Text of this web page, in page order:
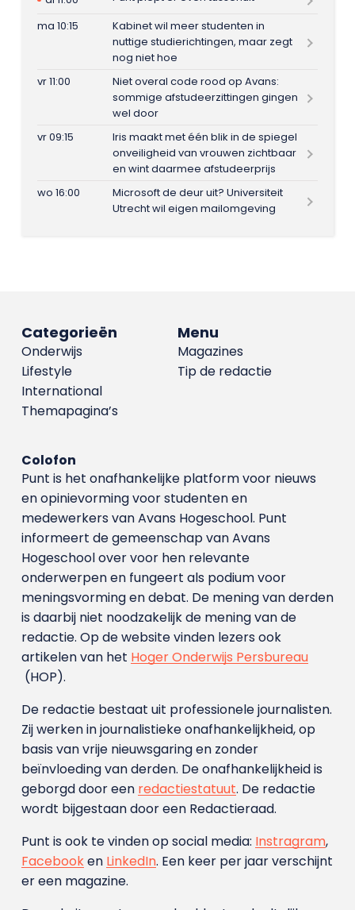
ma 10:15
Kabinet wil meer studenten in
nuttige studierichtingen, maar zegt
nog niet hoe
vr 11:00
Niet overal code rood op Avans:
sommige afstudeerzittingen gingen
wel door
vr 09:15
Iris maakt met één blik in de spiegel
onveiligheid van vrouwen zichtbaar
en wint daarmee afstudeerprijs
wo 16:00
Microsoft de deur uit? Universiteit
Utrecht wil eigen mailomgeving
Menu
Magazines
Tip de redactie
Categorieën
Onderwijs
Lifestyle
International
Themapagina’s
Colofon
Punt is het onafhankelijke platform voor nieuws
en opinievorming voor studenten en
medewerkers van Avans Hoge­school. Punt
informeert de gemeenschap van Avans
Hogeschool over voor hen relevante
onderwerpen en fungeert als podium voor
meningsvorming en debat. De mening van derden
is daarbij niet noodzakelijk de mening van de
redactie. Op de website vinden lezers ook
artikelen van het Hoger Onderwijs Persbureau
(HOP).
De redactie bestaat uit professionele journalisten.
Zij werken in journalistieke onafhankelijkheid, op
basis van vrije nieuwsgaring en zonder
beïnvloeding van derden. De onafhankelijkheid is
geborgd door een redactiestatuut. De redactie
wordt bijgestaan door een Redactieraad.
Punt is ook te vinden op social media: Instragram,
Facebooken LinkedIn. Een keer per jaar verschijnt
er een magazine.